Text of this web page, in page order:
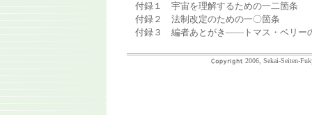
付録１ 宇宙を理解するための一二箇条
付録２ 法制改定のための一〇箇条
付録３ 編者あとがき――トマス・ベリー
2006, Sekai-Seiten-